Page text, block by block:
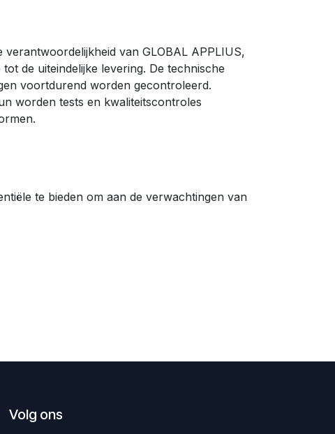
van GLOBAL APPLIUS,
de uiteindelijke levering. De technische
voortdurend worden gecontroleerd.
worden tests en kwaliteitscontroles
te bieden om aan de verwachtingen van
Volg ons